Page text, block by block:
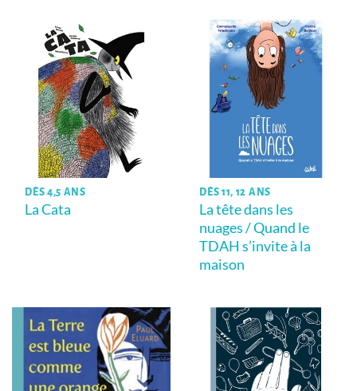
DÈS 4,5 ANS
La Cata
DÈS 11, 12 ANS
La tête dans les
nuages / Quand le
TDAH s’invite à la
maison